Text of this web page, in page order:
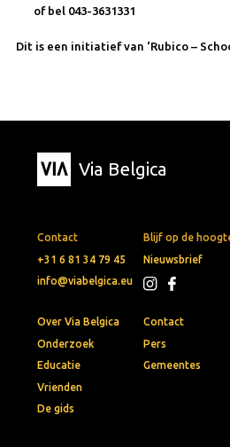
of bel 043-3631331
Dit is een initiatief van ‘Rubico –
Via Belgica
Contact
+31 6 81 34 79 45
info@viabelgica.eu
Blijf op de
Nieuwsbrief
Over Via Belgica
Onderzoek
Educatie
Vrienden
De gids
Contact
Pers
Gemeentes